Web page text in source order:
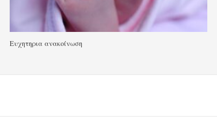
Ευχητηρια ανακοίνωση